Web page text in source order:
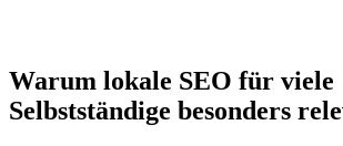
Warum lokale SEO für viele
Selbstständige besonders